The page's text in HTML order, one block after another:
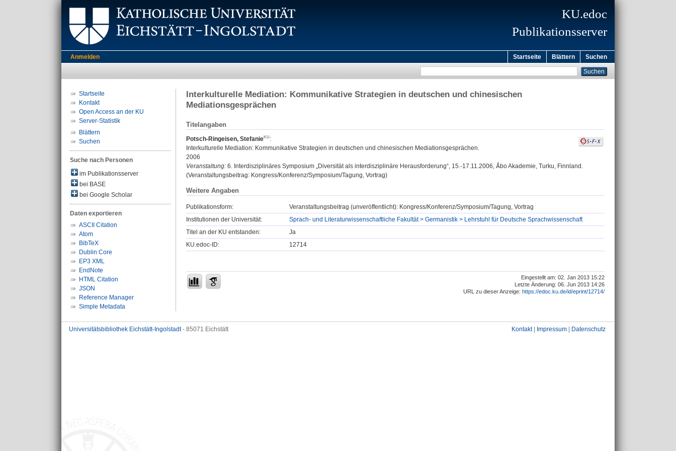
KU.edoc
Publikationsserver
Anmelden Startseite Blättern Suchen
Startseite
Kontakt
Open Access an der KU
Server-Statistik
Blättern
Suchen
Suche nach Personen
im Publikationsserver
bei BASE
bei Google Scholar
Daten exportieren
ASCII Citation
Atom
BibTeX
Dublin Core
EP3 XML
EndNote
HTML Citation
JSON
Reference Manager
Simple Metadata
Interkulturelle Mediation: Kommunikative Strategien in deutschen und chinesischen
Mediationsgesprächen
Titelangaben
Potsch-Ringeisen, Stefanie
:
Interkulturelle Mediation: Kommunikative Strategien in deutschen und chinesischen Mediationsgesprächen.
2006
Veranstaltung: 6. Interdisziplinäres Symposium „Diversität als interdisziplinäre Herausforderung“, 15.-17.11.2006, Ǻbo Akademie, Turku, Finnland.
(Veranstaltungsbeitrag: Kongress/Konferenz/Symposium/Tagung, Vortrag)
Weitere Angaben
Publikationsform:
Veranstaltungsbeitrag (unveröffentlicht): Kongress/Konferenz/Symposium/Tagung, Vortrag
Institutionen der Universität:
Sprach- und Literaturwissenschaftliche Fakultät > Germanistik > Lehrstuhl für Deutsche Sprachwissenschaft
Titel an der KU entstanden:
Ja
KU.edoc-ID:
12714
Eingestellt am: 02. Jan 2013 15:22
Letzte Änderung: 06. Jun 2013 14:26
URL zu dieser Anzeige: https://edoc.ku.de/id/eprint/12714/
Universitätsbibliothek Eichstätt-Ingolstadt- 85071 Eichstätt Kontakt| Impressum Datenschutz